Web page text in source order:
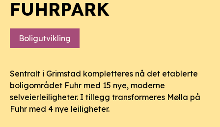
FUHRPARK
Boligutvikling
Sentralt i Grimstad kompletteres nå det etablerte
boligområdet Fuhr med 15 nye, moderne
selveierleiligheter. I tillegg transformeres Mølla på
Fuhr med 4 nye leiligheter.